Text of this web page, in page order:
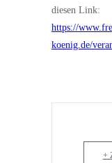
diesen Link:
https://
koenig.de/
+